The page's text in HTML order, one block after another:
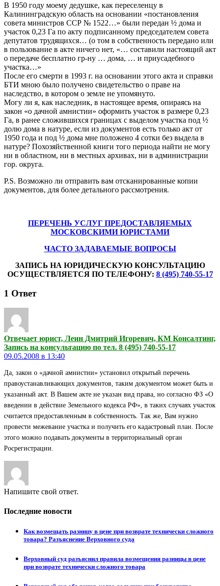
В 1950 году моему дедушке, как переселенцу в
Калининградскую область на основании «постановления
совета министров ССР № 1522…» были передан ½ дома и
участок 0,23 Га по акту подписанному председателем совета
депутатов трудящихся… (о том в собственность передано или
в пользование в акте ничего нет, «… составили настоящий акт
о передаче бесплатно гр-ну … дома, … и приусадебного
участка…»
После его смерти в 1993 г. на основании этого акта и справки
БТИ мною было получено свидетельство о праве на
наследство, в котором о земле не упомянуто.
Могу ли я, как наследник, в настоящее время, опираясь на
закон «о дачной амнистии» оформить участок в размере 0,23
Га, в ранее сложившихся границах с выделом участка под ½
долю дома в натуре, если из документов есть только акт от
1950 года и под ½ дома мне положено 4 сотки без выдела в
натуре? Похозяйственной книги того периода найти не могу
ни в областном, ни в местных архивах, ни в администрации
гор. округа.
P.S. Возможно ли отправить вам отсканированные копии
документов, для более детального рассмотрения.
ПЕРЕЧЕНЬ УСЛУГ ПРЕДОСТАВЛЯЕМЫХ
МОСКОВСКИМИ ЮРИСТАМИ
ЧАСТО ЗАДАВАЕМЫЕ ВОПРОСЫ
ЗАПИСЬ НА ЮРИДИЧЕСКУЮ КОНСУЛЬТАЦИЮ
ОСУЩЕСТВЛЯЕТСЯ ПО ТЕЛЕФОНУ: 8 (495) 740-55-17
1 Ответ
Отвечает юрист, Леин Дмитрий Игоревич, КМ Консалтинг,
Запись на консультацию по тел. 8 (495) 740-55-17
09.05.2008 в 13:40
Да, закон о «дачной амнистии» установил открытый перечень
правоустанавливающих документов, таким документом может быть и
указанный акт. В Вашем акте не указан вид права, но согласно ФЗ «О
введении в действие Земельного кодекса РФ», в таких случаях участок
считается предоставленным в собственность. Так же, Вам нужно
провести межевание участка и получить его кадастровый план. После
этого можно подавать документы в территориальный орган
Росрегистрации.
Напишите свой ответ.
Последние новости
Как возмещать разницу в цене при возврате технически сложного
товара? Разъяснение Верховного суда
Верховный суд разъяснил правила возмещения разницы в цене
при возврате технически сложного товара